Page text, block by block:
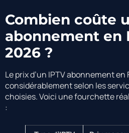
Combien coûte
abonnement en
2026 ?
Le prix d’un IPTV abonnement en
considérablement selon les
choisies. Voici une fourchette
: